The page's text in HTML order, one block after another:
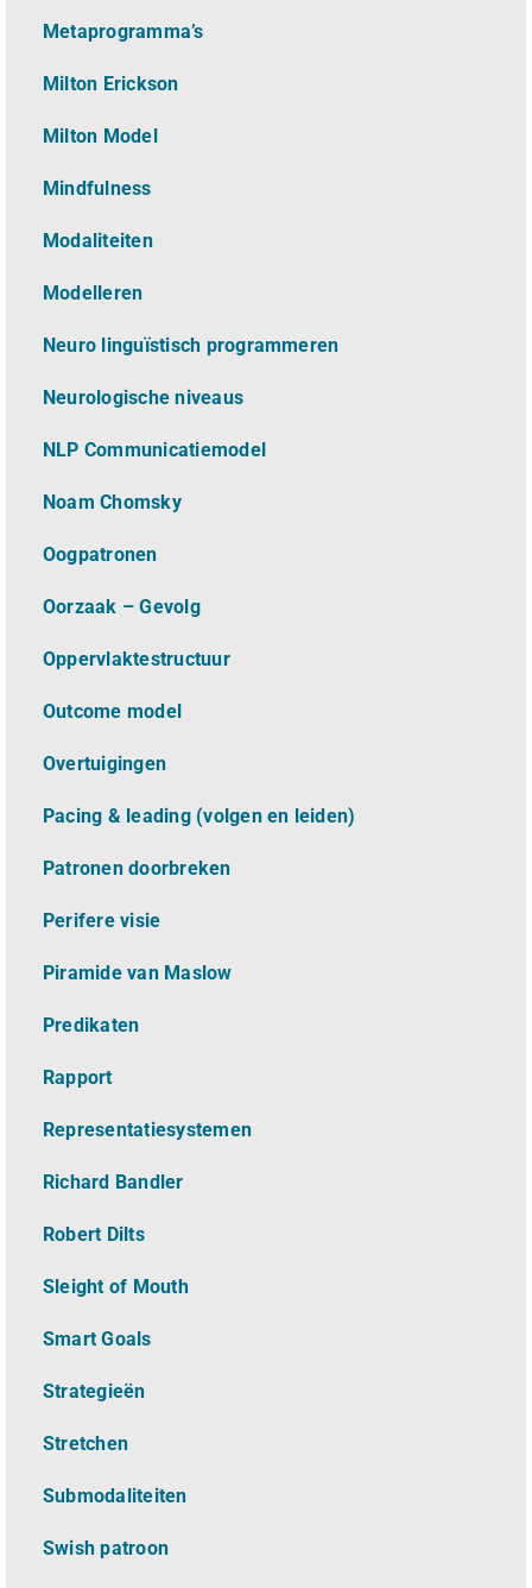
Metaprogramma’s
Milton Erickson
Milton Model
Mindfulness
Modaliteiten
Modelleren
Neuro linguïstisch programmeren
Neurologische niveaus
NLP Communicatiemodel
Noam Chomsky
Oogpatronen
Oorzaak – Gevolg
Oppervlaktestructuur
Outcome model
Overtuigingen
Pacing & leading (volgen en leiden)
Patronen doorbreken
Perifere visie
Piramide van Maslow
Predikaten
Rapport
Representatiesystemen
Richard Bandler
Robert Dilts
Sleight of Mouth
Smart Goals
Strategieën
Stretchen
Submodaliteiten
Swish patroon